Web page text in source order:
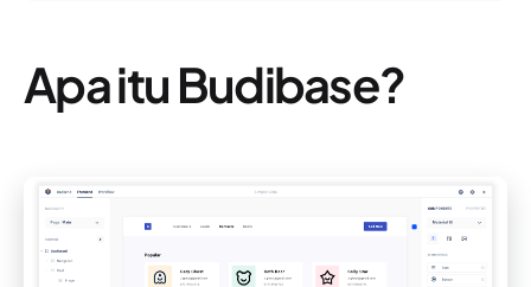
Apa itu Budibase?